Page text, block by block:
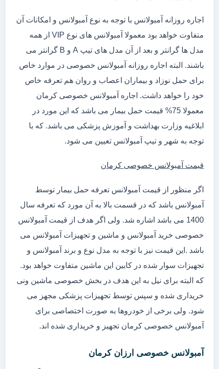
اجاره روزانه آمبولانس با توجه به نوع آمبولانس و امکانات آن
متفاوت خواهد بود معمولا آمبولانس های نوع VIP از همه
مدل ها گرانتر و بعد از آن مدل های تیپ A و B گرانتر می
باشند. البته اجاره روزانه آمبولانس خصوصی در موارد خاص
برای حمل نوزاد و بیماران اعصاب و روان هم تعرفه خاص
خود را خواهد داشت. اجاره آمبولانس خصوصی کرمان
معمولا 75% قیمت حمل بیمار می باشد که این مورد در
ابلاغیه وزارت بهداشت و آموزش پزشکی می باشد. که با
توجه به شهر و تیپ آمبولانس تعیین می شود.
قیمت آمبولانس خصوصی کرمان
اگر منظور از قیمت آمبولانس تعرفه حمل بیمار توسط
آمبولانس باشد که در قسمت بالا به آن مورد که تعرفه سال
1400 می باشد اشاره شد. ولی اگر هدف از قیمت آمبولانس
خصوصی خرید آمبولانس و ماشین و تجهیزات آمبولانس می
باشد .این قیمت نیز با توجه به مدل نوع و برند آمبولانس و
تجهیزات سوار شده در کابین این ماشین متفاوت خواهد بود.
که البته برای نیل به این هدف در بخش خصوصی ماشین ونی
خریداری شده و سپس توسط تجهیزات پزشکی مجهز می
شود. ولی برخی از خودروها به صورت اختصاصی برای
آمبولانس خصوصی کرمان تجهیز و خریداری شده اند.
آمبولانس خصوصی ارزان کرمان